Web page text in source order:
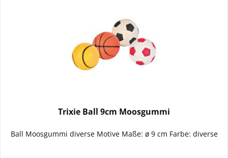
Trixie Ball 9cm Moosgummi
Ball Moosgummi diverse Motive Maße: ø 9 cm Farbe: diverse